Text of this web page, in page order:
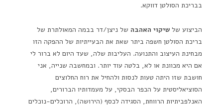
בבריכת הסולטן דווקא.
הביצוע של שיקוי האהבה של ניצן/דר בבמה המאולתרת של
בריכת הסולטן חשפה ביתר שאת את הבעייתיות של ההפקה הזו
מבחינת העיצוב והתנועה. העליבות שלה, שעד היום לא ברור לי
אם היא מכוונת או לא, בלטה עוד יותר. ובמחשבה שנייה, אני
חושבת שזו היתה טעות לנסות ולהחיל את רוח החלוצים
הסוציאליסטית על הכפר הבסקי, על מעמדותיו הברורים,
האנלפביתיות הרווחת, הסגידה לכסף (הירושה), הרוכלים-נוכלים